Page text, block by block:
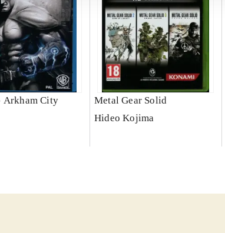
Arkham City
Metal Gear Solid
Hideo Kojima